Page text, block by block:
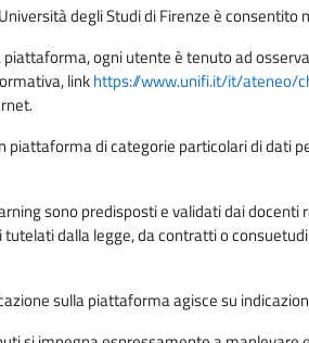
degli Studi di Firenze è
ogni utente è tenuto ad
linkhttps://www.unifi.it/it/
di categorie particolari di dati
sono predisposti e validati dai
dalla legge, da contratti o
sulla piattaforma agisce su